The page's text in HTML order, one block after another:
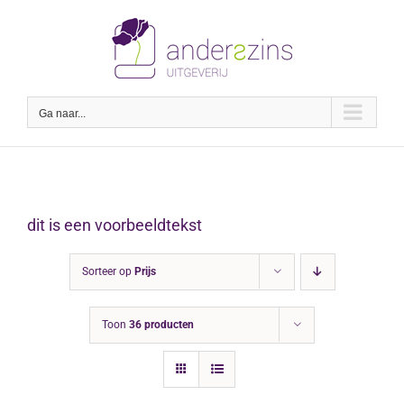
Ga naar...
dit is een voorbeeldtekst
Sorteer op Prijs
Toon 36 producten